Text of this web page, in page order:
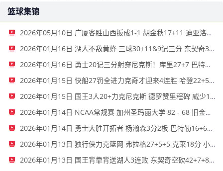
篮球集锦
2026年05月10日 广厦客胜山西扳成1-1 胡金秋17+11 迪亚洛关键上篮不中
2026年01月16日 湖人不敌黄蜂 三球30+11&9记三分 东契奇39分 詹姆斯29+9+6
2026年01月16日 勇士20记三分射穿尼克斯！库里27+7 巴特勒32+8 穆迪三分9中7
2026年01月15日 快船27罚全进力克奇才迎来4连胜 哈登22+5+8 伦纳德33分4断
2026年01月15日 国王3人20+力克尼克斯 德罗赞里程碑 威少11助 布伦森伤退
2026年01月14日 NCAA常规赛 加州圣玛丽大学 82 - 68 旧金山大学 全场集锦
2026年01月14日 勇士大胜开拓者 杨瀚森3分2板 巴特勒16+6+5 库里9中2送11助
2026年01月13日 独行侠力克篮网 弗拉格27+5+5 克莱18分 小波特28+9
2026年01月13日 国王背靠背送湖人3连败 东契奇空砍42+7+8+4断 威少22+5+7